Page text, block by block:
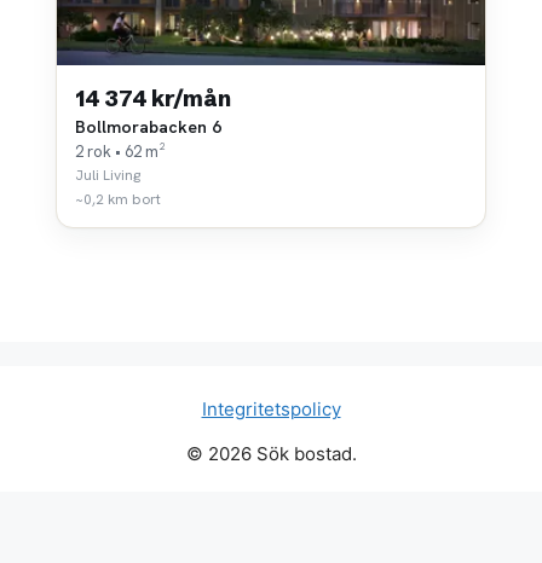
14 374 kr/mån
Bollmorabacken 6
2 rok • 62 m²
Juli Living
~0,2 km bort
Integritetspolicy
© 2026 Sök bostad.